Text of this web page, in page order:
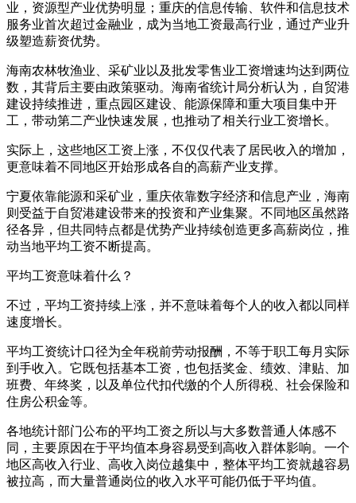
业，资源型产业优势明显；重庆的信息传输、软件和信息技术
服务业首次超过金融业，成为当地工资最高行业，通过产业升
级塑造薪资优势。
海南农林牧渔业、采矿业以及批发零售业工资增速均达到两位
数，其背后主要由政策驱动。海南省统计局分析认为，自贸港
建设持续推进，重点园区建设、能源保障和重大项目集中开
工，带动第二产业快速发展，也推动了相关行业工资增长。
实际上，这些地区工资上涨，不仅仅代表了居民收入的增加，
更意味着不同地区开始形成各自的高薪产业支撑。
宁夏依靠能源和采矿业，重庆依靠数字经济和信息产业，海南
则受益于自贸港建设带来的投资和产业集聚。不同地区虽然路
径各异，但共同特点都是优势产业持续创造更多高薪岗位，推
动当地平均工资不断提高。
平均工资意味着什么？
不过，平均工资持续上涨，并不意味着每个人的收入都以同样
速度增长。
平均工资统计口径为全年税前劳动报酬，不等于职工每月实际
到手收入。它既包括基本工资，也包括奖金、绩效、津贴、加
班费、年终奖，以及单位代扣代缴的个人所得税、社会保险和
住房公积金等。
各地统计部门公布的平均工资之所以与大多数普通人体感不
同，主要原因在于平均值本身容易受到高收入群体影响。一个
地区高收入行业、高收入岗位越集中，整体平均工资就越容易
被拉高，而大量普通岗位的收入水平可能仍低于平均值。